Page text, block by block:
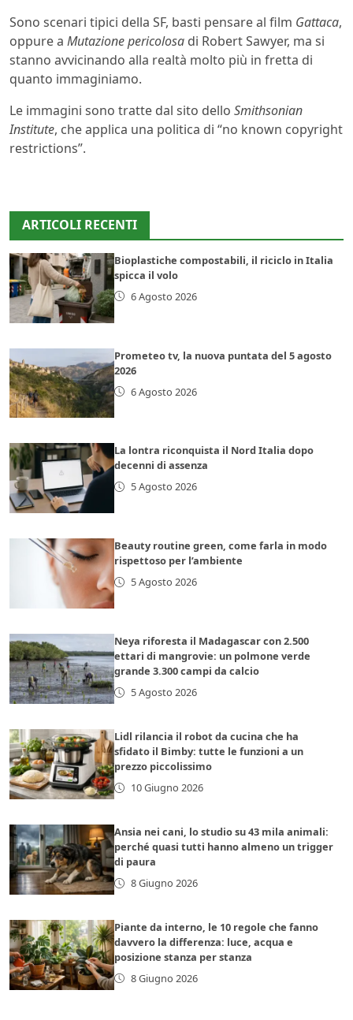
Sono scenari tipici della SF, basti pensare al film Gattaca,
oppure a Mutazione pericolosa di Robert Sawyer, ma si
stanno avvicinando alla realtà molto più in fretta di
quanto immaginiamo.
Le immagini sono tratte dal sito dello Smithsonian
Institute, che applica una politica di “no known copyright
restrictions”.
ARTICOLI RECENTI
Bioplastiche compostabili, il riciclo in Italia
spicca il volo
6 Agosto 2026
Prometeo tv, la nuova puntata del 5 agosto
2026
6 Agosto 2026
La lontra riconquista il Nord Italia dopo
decenni di assenza
5 Agosto 2026
Beauty routine green, come farla in modo
rispettoso per l’ambiente
5 Agosto 2026
Neya riforesta il Madagascar con 2.500
ettari di mangrovie: un polmone verde
grande 3.300 campi da calcio
5 Agosto 2026
Lidl rilancia il robot da cucina che ha
sfidato il Bimby: tutte le funzioni a un
prezzo piccolissimo
10 Giugno 2026
Ansia nei cani, lo studio su 43 mila animali:
perché quasi tutti hanno almeno un trigger
di paura
8 Giugno 2026
Piante da interno, le 10 regole che fanno
davvero la differenza: luce, acqua e
posizione stanza per stanza
8 Giugno 2026